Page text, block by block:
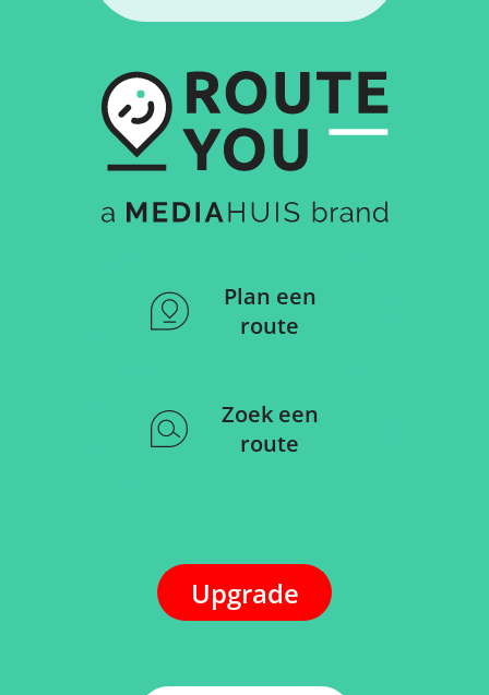
Plan een
route
Zoek een
route
Upgrade